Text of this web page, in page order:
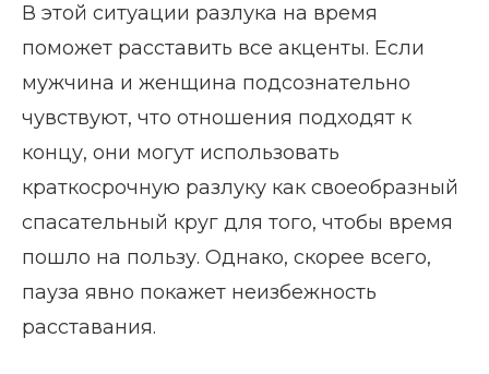
В этой ситуации разлука на время
поможет расставить все акценты. Если
мужчина и женщина подсознательно
чувствуют, что отношения подходят к
концу, они могут использовать
краткосрочную разлуку как своеобразный
спасательный круг для того, чтобы время
пошло на пользу. Однако, скорее всего,
пауза явно покажет неизбежность
расставания.